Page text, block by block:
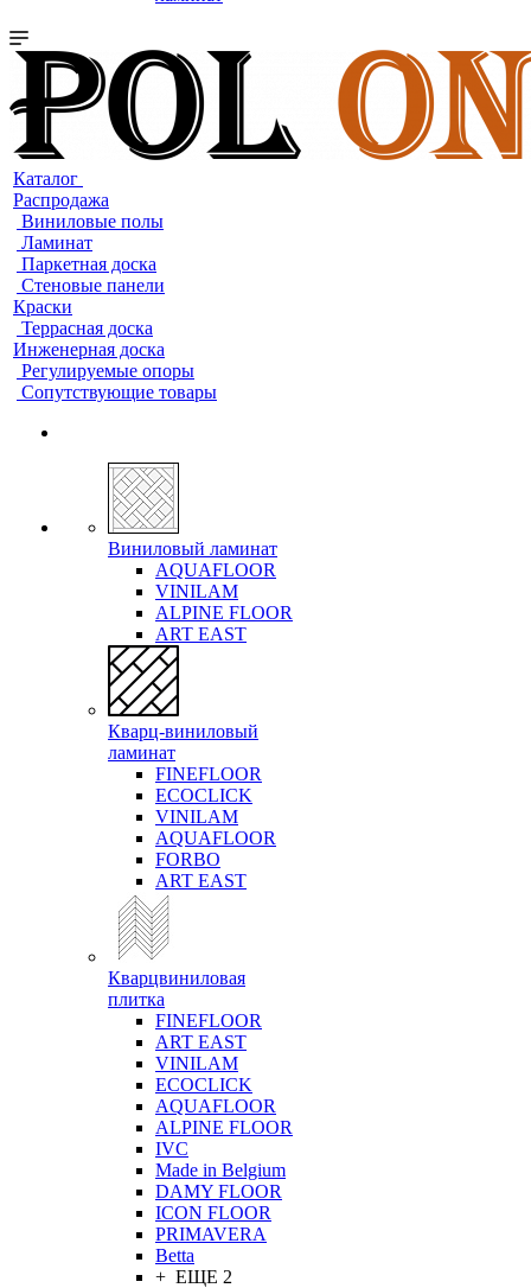
Каталог
Распродажа
Виниловые полы
Ламинат
Паркетная доска
Стеновые панели
Краски
Террасная доска
Инженерная доска
Регулируемые опоры
Сопутствующие товары
Виниловый ламинат
AQUAFLOOR
VINILAM
ALPINE FLOOR
ART EAST
Кварц-виниловый
ламинат
FINEFLOOR
ECOCLICK
VINILAM
AQUAFLOOR
FORBO
ART EAST
Кварцвиниловая
плитка
FINEFLOOR
ART EAST
VINILAM
ECOCLICK
AQUAFLOOR
ALPINE FLOOR
IVC
Made in Belgium
DAMY FLOOR
ICON FLOOR
PRIMAVERA
Betta
+ ЕЩЕ 2